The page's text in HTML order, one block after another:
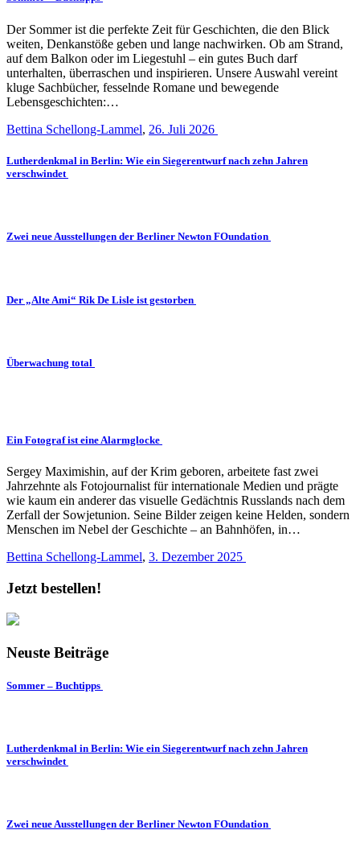
Der Sommer ist die perfekte Zeit für Geschichten, die den Blick
weiten, Denkanstöße geben und lange nachwirken. Ob am Strand,
auf dem Balkon oder im Liegestuhl – ein gutes Buch darf
unterhalten, überraschen und inspirieren. Unsere Auswahl vereint
kluge Sachbücher, fesselnde Romane und bewegende
Lebensgeschichten:…
Bettina Schellong-Lammel, 26. Juli 2026
Lutherdenkmal in Berlin: Wie ein Siegerentwurf nach zehn Jahren
verschwindet
Zwei neue Ausstellungen der Berliner Newton FOundation
Der „Alte Ami“ Rik De Lisle ist gestorben
Überwachung total
Ein Fotograf ist eine Alarmglocke
Sergey Maximishin, auf der Krim geboren, arbeitete fast zwei
Jahrzehnte als Fotojournalist für internationale Medien und prägte
wie kaum ein anderer das visuelle Gedächtnis Russlands nach dem
Zerfall der Sowjetunion. Seine Bilder zeigen keine Helden, sondern
Menschen im Nebel der Geschichte – an Bahnhöfen, in…
Bettina Schellong-Lammel, 3. Dezember 2025
Jetzt bestellen!
Neuste Beiträge
Sommer – Buchtipps
Lutherdenkmal in Berlin: Wie ein Siegerentwurf nach zehn Jahren
verschwindet
Zwei neue Ausstellungen der Berliner Newton FOundation